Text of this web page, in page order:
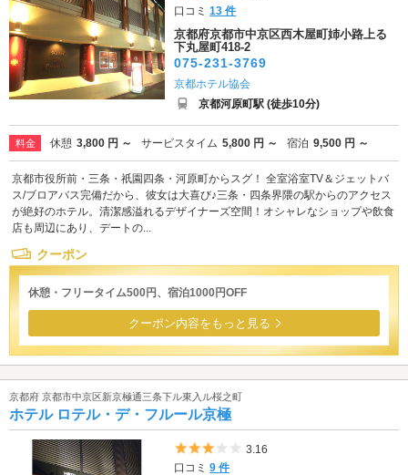
口コミ13 件
京都府京都市中京区西木屋町姉小路上る
下丸屋町418-2
075-231-3769
京都ホテル協会
京都河原町駅 (徒歩10分)
料金 休憩 3,800 円 ～ サービスタイム 5,800 円 ～ 宿泊 9,500 円 ～
京都市役所前・三条・祇園四条・河原町からスグ！ 全室浴室TV＆ジェットバ
ス/ブロアバス完備だから、彼女は大喜び♪三条・四条界隈の駅からのアクセス
が絶好のホテル。清潔感溢れるデザイナーズ空間！オシャレなショップや飲食
店も周辺にあり、デートの...
クーポン
休憩・フリータイム500円、宿泊1000円OFF
クーポン内容をもっと見る
京都府 京都市中京区新京極通三条下ル東入ル桜之町
ホテル ロテル・デ・フルール京極
5つ星のうち3
3.16
口コミ9 件